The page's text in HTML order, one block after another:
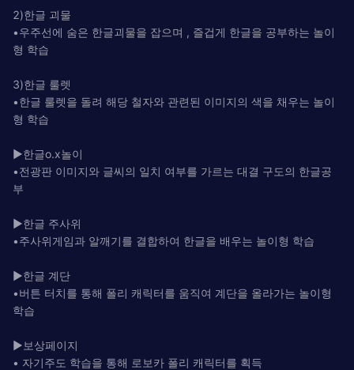
2)한글 괴물
•우주선에 숨은 한글괴물을 잡으며 , 즐겁게 한글을 공부하는 놀이
형 학습
3)한글 룰렛
•한글 룰렛을 돌려 해당 철자와 관련된 이미지의 색을 채우는 놀이
형 학습
▶한글o.x놀이
•전광판 이미지와 글씨의 일치 여부를 가르는 대결 구도의 한글공
부
▶한글 주사위
•주사위게임과 알깨기를 결합하여 한글을 배우는 놀이형 학습
▶한글 계단
•버튼 터치를 통해 폴리 캐릭터를 움직여 계단을 올라가는 놀이형
학습
▶보상페이지
• 자기주도 학습을 통해 로보카 폴리 캐릭터를 획득